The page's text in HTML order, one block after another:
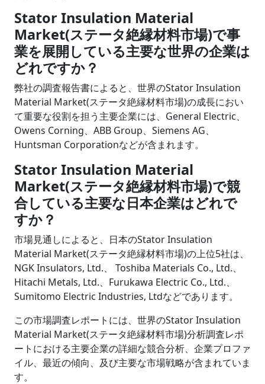
Stator Insulation Material
Market(ステータ絶縁材料市場)で事
業を展開している主要な世界の企業は
どれですか？
弊社の調査報告書によると、世界のStator Insulation
Material Market(ステータ絶縁材料市場)の成長におい
て重要な役割を担う主要企業には、General Electric、
Owens Corning、ABB Group、Siemens AG、
Huntsman Corporationなどが含まれます。
Stator Insulation Material
Market(ステータ絶縁材料市場)で競
合している主要な日本企業はどれで
すか？
市場見通しによると、日本のStator Insulation
Material Market(ステータ絶縁材料市場)の上位5社は、
NGK Insulators, Ltd.、 Toshiba Materials Co., Ltd.、
Hitachi Metals, Ltd.、Furukawa Electric Co., Ltd.、
Sumitomo Electric Industries, Ltdなどであります。
この市場調査レポートには、世界のStator Insulation
Material Market(ステータ絶縁材料市場)分析調査レポ
ートにおける主要企業の詳細な競合分析、企業プロファ
イル、最近の傾向、及び主要な市場戦略が含まれていま
す。